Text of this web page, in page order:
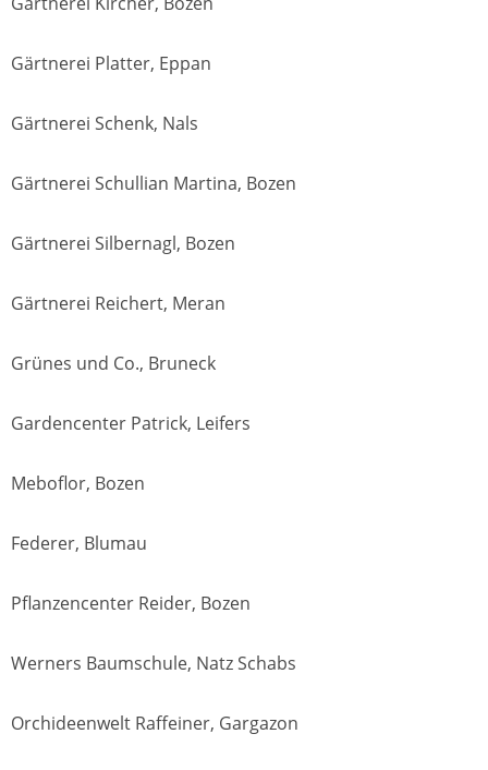
Gärtnerei Platter, Eppan
Gärtnerei Schenk, Nals
Gärtnerei Schullian Martina, Bozen
Gärtnerei Silbernagl, Bozen
Gärtnerei Reichert, Meran
Grünes und Co., Bruneck
Gardencenter Patrick, Leifers
Meboflor, Bozen
Federer, Blumau
Pflanzencenter Reider, Bozen
Werners Baumschule, Natz Schabs
Orchideenwelt Raffeiner, Gargazon